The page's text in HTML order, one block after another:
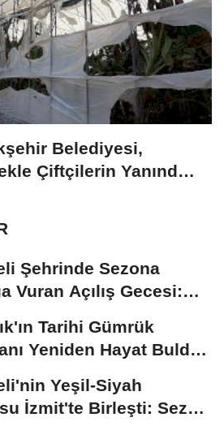
Belediyesi,
Çiftçilerin Yanında:
Şehrinde Sezona
Vuran Açılış Gecesi:
Tarihi Gümrük
Yeniden Hayat Buldu:
Yeşil-Siyah
İzmit'te Birleşti: Sezon